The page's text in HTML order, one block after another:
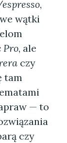
,
wątki
Pro, ale
czy
tam
— to
czy